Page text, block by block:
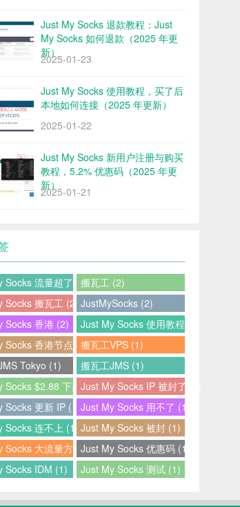
Just My Socks 退款教程：Just
My Socks 如何退款（2025 年更
新）
2025-01-23
Just My Socks 使用教程，买了后
本地如何连接（2025 年更新）
2025-01-22
Just My Socks 新用户注册与购买
教程，5.2% 优惠码（2025 年更
新）
2025-01-21
Socks 流量超了 (2)搬瓦工 (2)
Socks 搬瓦工 (2) JustMySocks (2)
Socks 香港 (2)
Just My Socks 使用教程 (2)
Socks 香港节点 (2)搬瓦工VPS (1)
Tokyo (1)
搬瓦工JMS (1)
Socks $2.88 下架 (1)Just My Socks IP 被封了 (1)
Socks 更新 IP (1) Just My Socks 用不了 (1)
Socks 连不上 (1) Just My Socks 被封 (1)
Socks 大流量方案 (1)Just My Socks 优惠码 (1)
Socks IDM (1)
Just My Socks 测试 (1)